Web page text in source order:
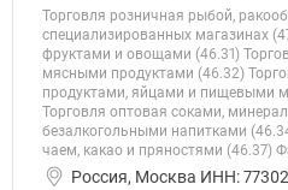
Торговля розничная рыбой,
специализированных магазинах
фруктами и овощами (46.31)
мясными продуктами (46.32)
продуктами, яйцами и пищевыми
Торговля оптовая соками,
безалкогольными напитками
чаем, какао и пряностями (46.37)
Россия, Москва ИНН: